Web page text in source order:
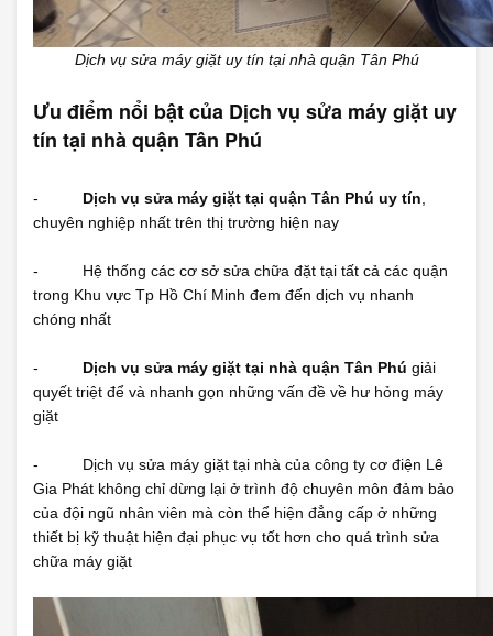
Dịch vụ sửa máy giặt uy tín tại nhà quận Tân Phú
Ưu điểm nổi bật của Dịch vụ sửa máy giặt uy
tín tại nhà quận Tân Phú
- Dịch vụ sửa máy giặt tại quận Tân Phú uy tín
chuyên nghiệp nhất trên thị trường hiện nay
- Hệ thống các cơ sở sửa chữa đặt tại tất cả các quận
trong Khu vực Tp Hồ Chí Minh đem đến dịch vụ nhanh
chóng nhất
- Dịch vụ sửa máy giặt tại nhà quận Tân Phú giải
quyết triệt để và nhanh gọn những vấn đề về hư hỏng máy
giặt
- Dịch vụ sửa máy giặt tại nhà của công ty cơ điện Lê
Gia Phát không chỉ dừng lại ở trình độ chuyên môn đảm bảo
của đội ngũ nhân viên mà còn thể hiện đẳng cấp ở những
thiết bị kỹ thuật hiện đại phục vụ tốt hơn cho quá trình sửa
chữa máy giặt